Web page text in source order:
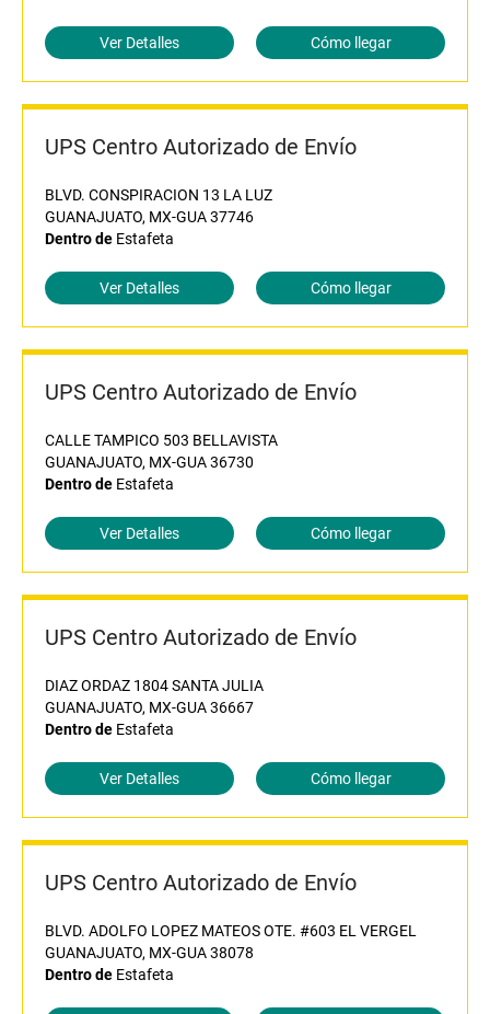
Ver Detalles Cómo llegar
UPS Centro Autorizado de Envío
BLVD. CONSPIRACION 13 LA LUZ
GUANAJUATO, MX-GUA 37746
Dentro de Estafeta
Ver Detalles Cómo llegar
UPS Centro Autorizado de Envío
CALLE TAMPICO 503 BELLAVISTA
GUANAJUATO, MX-GUA 36730
Dentro de Estafeta
Ver Detalles Cómo llegar
UPS Centro Autorizado de Envío
DIAZ ORDAZ 1804 SANTA JULIA
GUANAJUATO, MX-GUA 36667
Dentro de Estafeta
Ver Detalles Cómo llegar
UPS Centro Autorizado de Envío
BLVD. ADOLFO LOPEZ MATEOS OTE. #603 EL VERGEL
GUANAJUATO, MX-GUA 38078
Dentro de Estafeta